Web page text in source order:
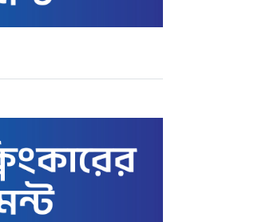
কাতারে বাংলাদেশ এমএইচএম
ক্ষোভ